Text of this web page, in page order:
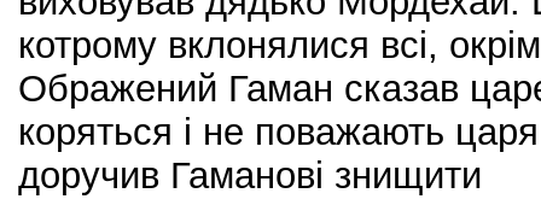
котрому вклонялися всі,
Ображений Гаман сказав
коряться і не поважають
доручив Гаманові знищити